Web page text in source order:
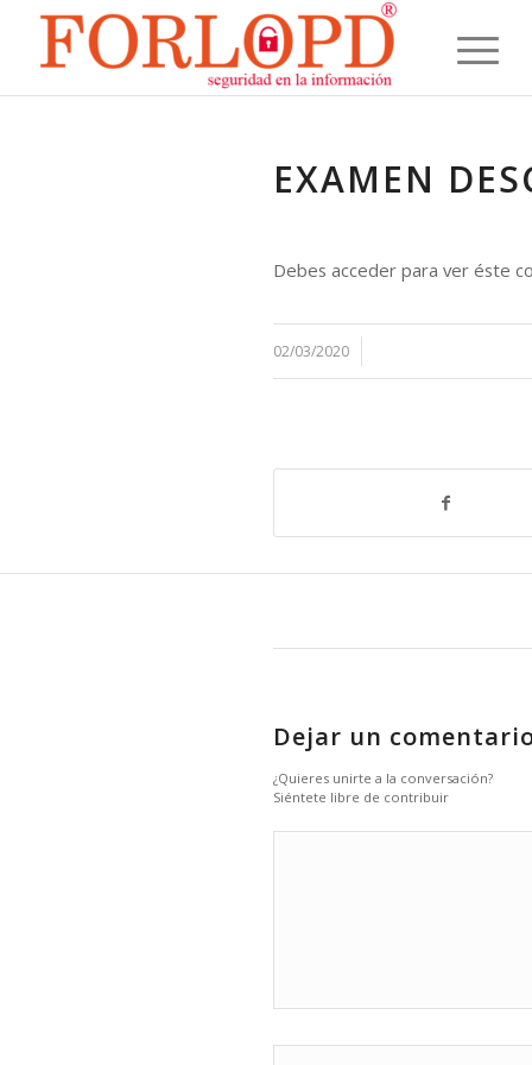
EXAMEN
Debes acceder para ver éste
02/03/2020
Dejar un
¿Quieres unirte a la conversación?
Siéntete libre de contribuir